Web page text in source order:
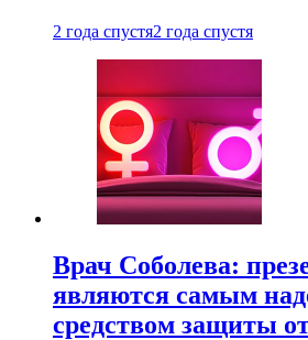
2 года спустя2 года спустя
Врач Соболева:
являются самым
средством защиты